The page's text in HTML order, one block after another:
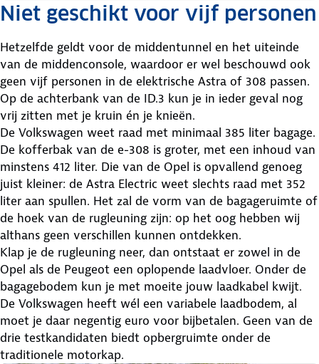
Niet geschikt voor vijf personen
Hetzelfde geldt voor de middentunnel en het uiteinde
van de middenconsole, waardoor er wel beschouwd ook
geen vijf personen in de elektrische Astra of 308 passen.
Op de achterbank van de ID.3 kun je in ieder geval nog
vrij zitten met je kruin én je knieën.
De Volkswagen weet raad met minimaal 385 liter bagage.
De kofferbak van de e-308 is groter, met een inhoud van
minstens 412 liter. Die van de Opel is opvallend genoeg
juist kleiner: de Astra Electric weet slechts raad met 352
liter aan spullen. Het zal de vorm van de bagageruimte of
de hoek van de rugleuning zijn: op het oog hebben wij
althans geen verschillen kunnen ontdekken.
Klap je de rugleuning neer, dan ontstaat er zowel in de
Opel als de Peugeot een oplopende laadvloer. Onder de
bagagebodem kun je met moeite jouw laadkabel kwijt.
De Volkswagen heeft wél een variabele laadbodem, al
moet je daar negentig euro voor bijbetalen. Geen van de
drie testkandidaten biedt opbergruimte onder de
traditionele motorkap.